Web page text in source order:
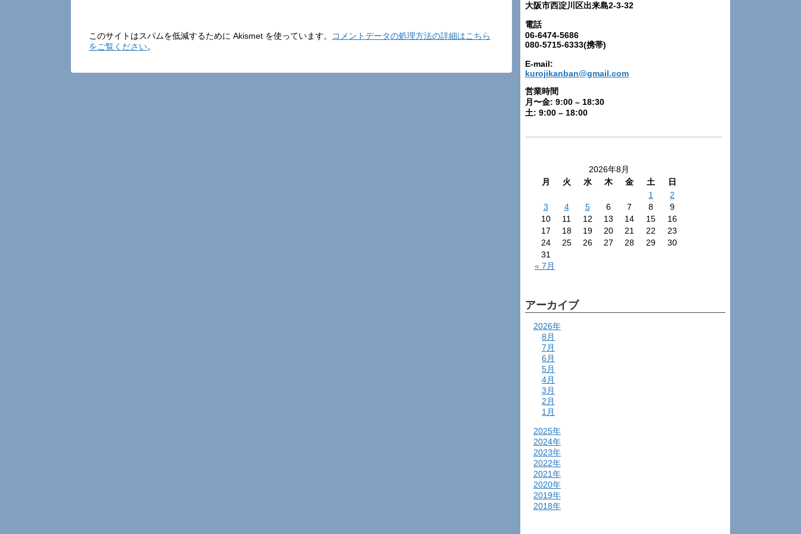
このサイトはスパムを低減するために Akismet を使っています。
コメントデータの処理方法の詳細はこちら
をご覧ください。
大阪市西淀川区出来島2-3-32
電話
06-6474-5686
080-5715-6333(携帯)
E-mail:
kurojikanban@gmail.com
営業時間
月〜金: 9:00 – 18:30
土: 9:00 – 18:00
2026年8月
月
火 水 木 金 土
日
1
2
3
4 5 6 7 8
9
10
11 12 13 14 15
16
17
18 19 20 21 22
23
24
25 26 27 28 29
30
31
« 7月
アーカイブ
2026年
8月
7月
6月
5月
4月
3月
2月
1月
2025年
2024年
2023年
2022年
2021年
2020年
2019年
2018年